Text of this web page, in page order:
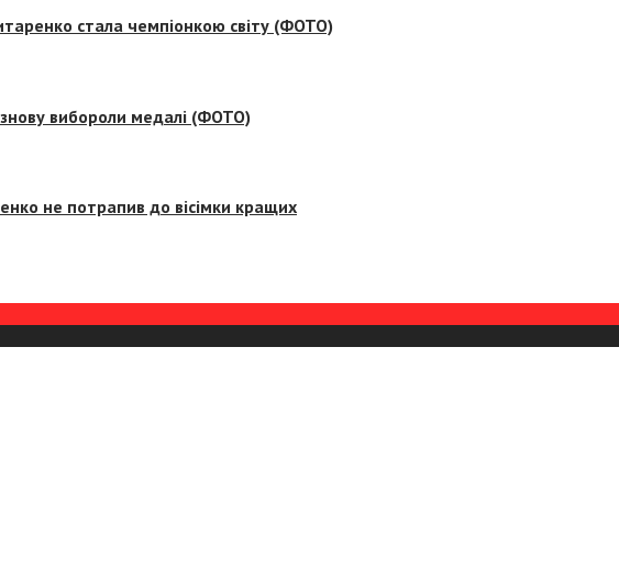
стала чемпіонкою світу (ФОТО)
вибороли медалі (ФОТО)
не потрапив до вісімки кращих